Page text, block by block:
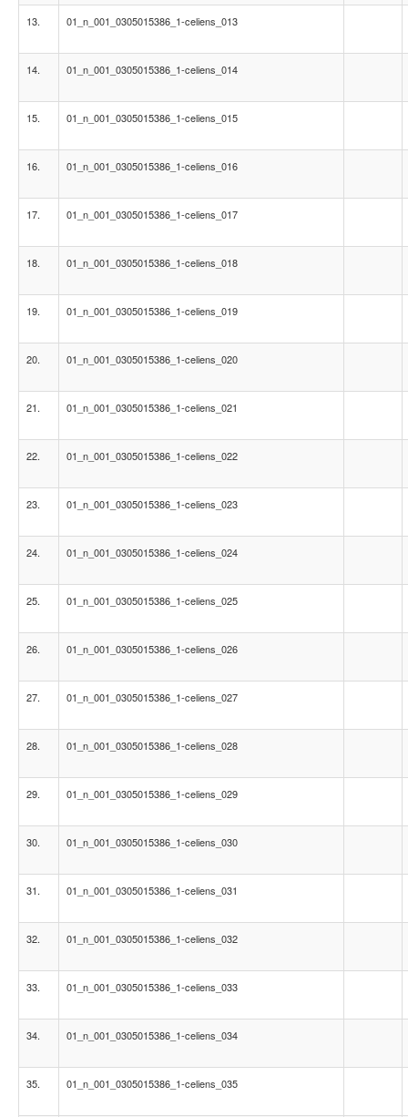
13. 01_n_001_0305015386_1-celiens_013
14. 01_n_001_0305015386_1-celiens_014
15. 01_n_001_0305015386_1-celiens_015
16. 01_n_001_0305015386_1-celiens_016
17. 01_n_001_0305015386_1-celiens_017
18. 01_n_001_0305015386_1-celiens_018
19. 01_n_001_0305015386_1-celiens_019
20. 01_n_001_0305015386_1-celiens_020
21. 01_n_001_0305015386_1-celiens_021
22. 01_n_001_0305015386_1-celiens_022
23. 01_n_001_0305015386_1-celiens_023
24. 01_n_001_0305015386_1-celiens_024
25. 01_n_001_0305015386_1-celiens_025
26. 01_n_001_0305015386_1-celiens_026
27. 01_n_001_0305015386_1-celiens_027
28. 01_n_001_0305015386_1-celiens_028
29. 01_n_001_0305015386_1-celiens_029
30. 01_n_001_0305015386_1-celiens_030
31. 01_n_001_0305015386_1-celiens_031
32. 01_n_001_0305015386_1-celiens_032
33. 01_n_001_0305015386_1-celiens_033
34. 01_n_001_0305015386_1-celiens_034
35. 01_n_001_0305015386_1-celiens_035